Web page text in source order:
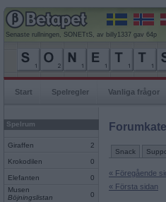
Senaste rullningen, SONETtS, av billy1337 gav 64p
Start Spelregler Vanliga frågor
Spelrum
Giraffen 2
Krokodilen 0
Elefanten
0
Musen
Böjningslistan
0
Snack
« Föregående
« Första sidan